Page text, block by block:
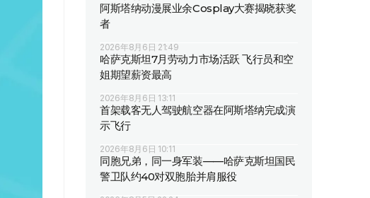
阿斯塔纳动漫展业余Cosplay大赛揭晓获奖
者
2026年8月6日 21:49
哈萨克斯坦7月劳动力市场活跃 飞行员和空
姐期望薪资最高
2026年8月6日 13:11
首架载客无人驾驶航空器在阿斯塔纳完成演
示飞行
2026年8月6日 10:11
同胞兄弟，同一身军装——哈萨克斯坦国民
警卫队约40对双胞胎并肩服役